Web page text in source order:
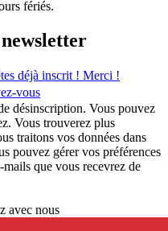
fériés.
déjà inscrit ! Merci !
vous
désinscription. Vous pouvez
Vous trouverez plus
traitons vos données dans
pouvez gérer vos préférences
mails que vous recevrez de
avec nous